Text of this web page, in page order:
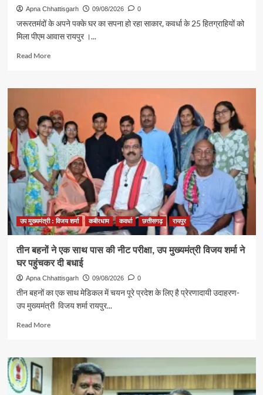
Apna Chhattisgarh 09/08/2026 0
जरूरतमंदों के अपने पक्के घर का सपना हो रहा साकार, कवर्धा के 25 हितग्राहियों को
मिला पीएम आवास रायपुर ।...
Read MoreRead
उप
विजय
शर्मा
ने
कवर्धा
के
हितग्राहियों
को
सौंपे
पीएम
आवास
योजना
शहरी
2.0
के
स्वीकृति
पत्र
उप मुख्यमंत्री : विजय शर्मा कबीरधाम कवर्धा छत्तीसगढ़ रायपुर
तीन बहनों ने एक साथ पास की नीट परीक्षा, उप मुख्यमंत्री विजय शर्मा ने
घर पहुंचकर दी बधाई
Apna Chhattisgarh 09/08/2026 0
तीन बहनों का एक साथ मेडिकल में चयन पूरे प्रदेश के लिए है प्रेरणादायी उदाहरण-
उप मुख्यमंत्री विजय शर्मा रायपुर...
Read MoreRead
तीन
ने